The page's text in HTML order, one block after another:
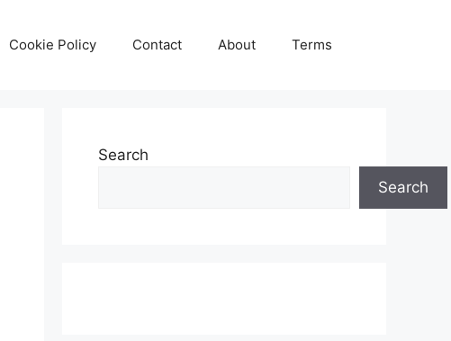
Cookie Policy Contact About Terms
Search
Search